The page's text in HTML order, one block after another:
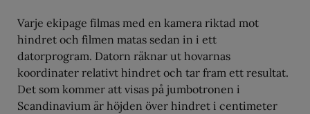
Varje ekipage filmas med en kamera riktad mot
hindret och filmen matas sedan in i ett
datorprogram. Datorn räknar ut hovarnas
koordinater relativt hindret och tar fram ett resultat.
Det som kommer att visas på jumbotronen i
Scandinavium är höjden över hindret i centimeter